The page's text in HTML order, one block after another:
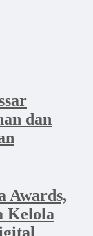
dan
Awards,
Kelola